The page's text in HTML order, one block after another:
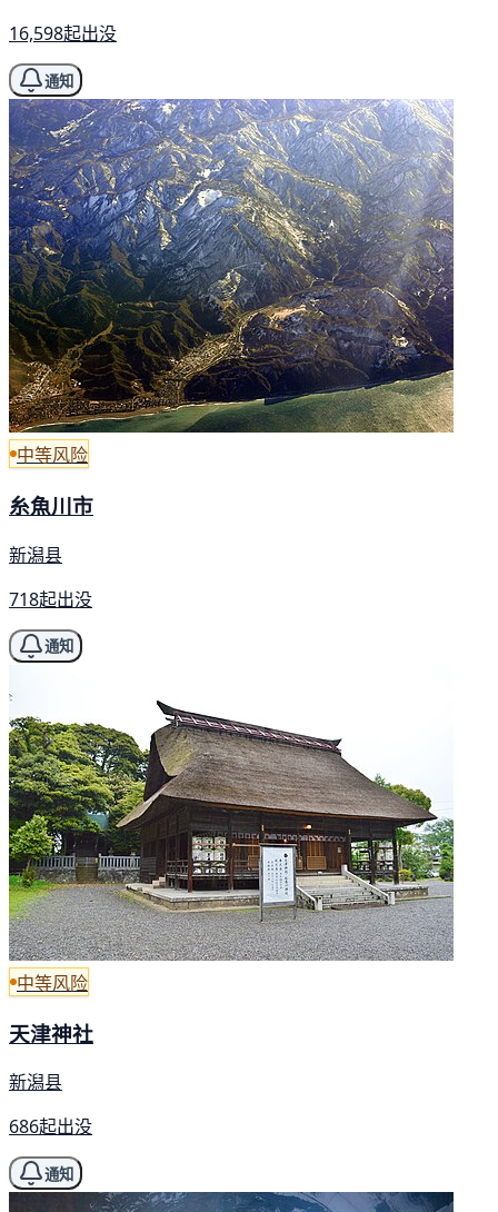
16,598起出没
通知
中等风险
糸魚川市
新潟县
718起出没
通知
中等风险
天津神社
新潟县
686起出没
通知